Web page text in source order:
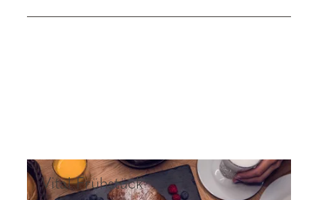
Vital Frühstück
Vital Frühstück